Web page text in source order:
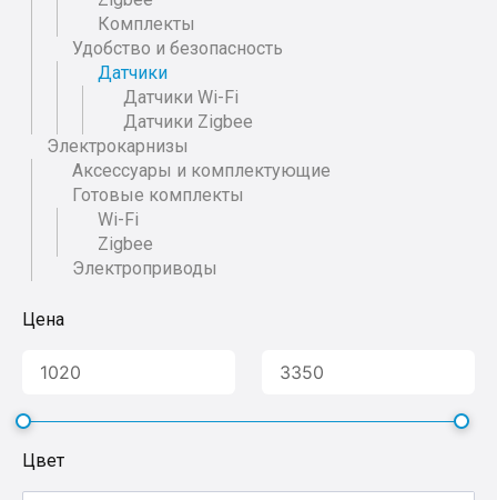
Комплекты
Удобство и безопасность
Датчики
Датчики Wi-Fi
Датчики Zigbee
Электрокарнизы
Аксессуары и комплектующие
Готовые комплекты
Wi-Fi
Zigbee
Электроприводы
Цена
Цвет